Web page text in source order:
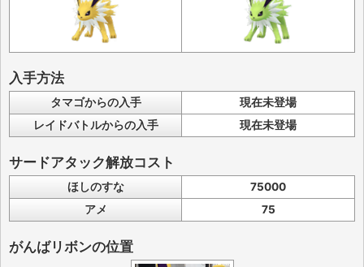
入手方法
タマゴからの入手
現在未登場
レイドバトルからの入手
現在未登場
サードアタック解放コスト
ほしのすな
75000
アメ
75
がんばリボンの位置